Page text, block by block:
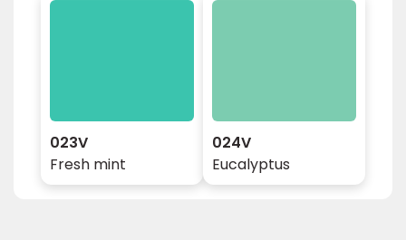
023V
Fresh mint
024V
Eucalyptus